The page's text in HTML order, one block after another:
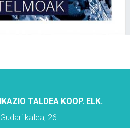
TALDEA KOOP. ELK.
kalea, 26